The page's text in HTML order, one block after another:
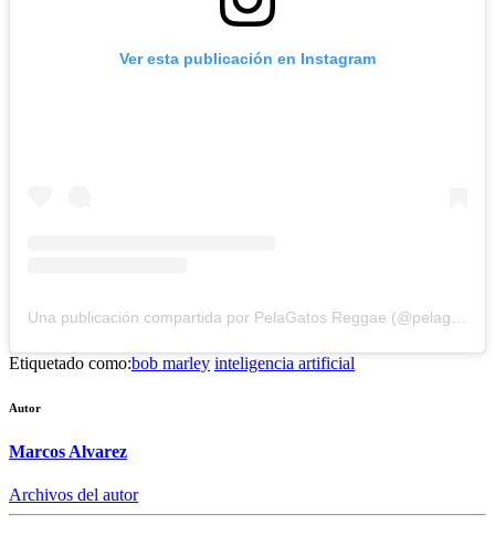
Ver esta publicación en Instagram
Etiquetado como:bob marley inteligencia artificial
Autor
Marcos Alvarez
Archivos del autor